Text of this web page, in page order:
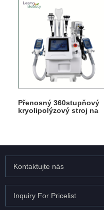
Přenosný 360stupňový
kryolipolýzový stroj na
Kontaktujte nás
Inquiry For Pricelist